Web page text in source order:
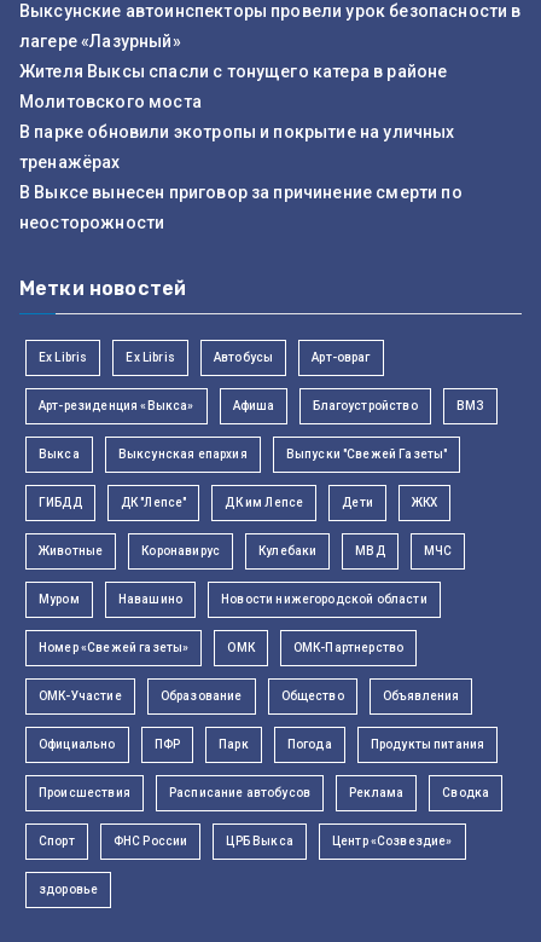
Выксунские автоинспекторы провели урок безопасности в
лагере «Лазурный»
Жителя Выксы спасли с тонущего катера в районе
Молитовского моста
В парке обновили экотропы и покрытие на уличных
тренажёрах
В Выксе вынесен приговор за причинение смерти по
неосторожности
Метки новостей
Ex Libris Ex Libris Автобусы Арт-овраг
Арт-резиденция «Выкса» Афиша Благоустройство ВМЗ
Выкса Выксунская епархия Выпуски "Свежей Газеты"
ГИБДД ДК "Лепсе" ДК им Лепсе Дети ЖКХ
Животные Коронавирус Кулебаки МВД МЧС
Муром Навашино Новости нижегородской области
Номер «Свежей газеты» ОМК ОМК-Партнерство
ОМК-Участие Образование Общество Объявления
Официально ПФР Парк Погода Продукты питания
Происшествия Расписание автобусов Реклама Сводка
Спорт ФНС России ЦРБ Выкса Центр «Созвездие»
здоровье